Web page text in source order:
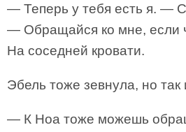
— Теперь у тебя есть я. —
— Обращайся ко мне, если
На соседней кровати.
Эбель тоже зевнула, но так
— К Ноа тоже можешь